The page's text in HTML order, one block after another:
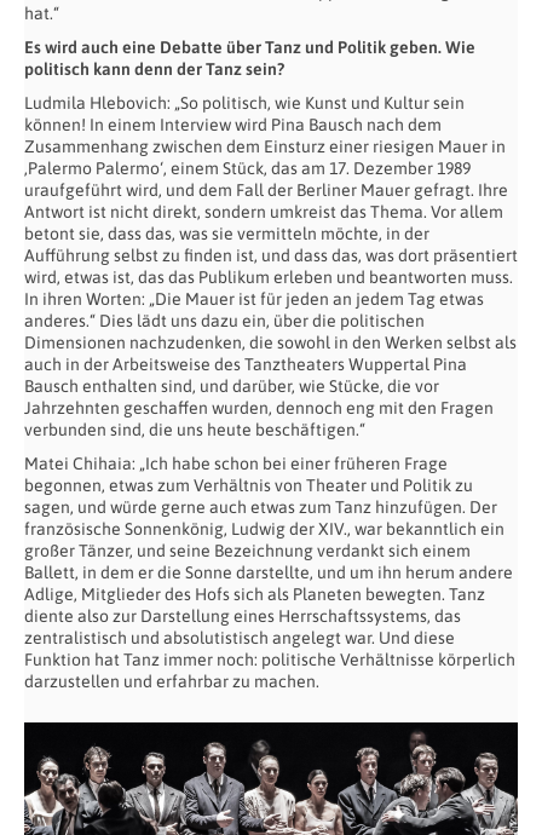
hat.“
Es wird auch eine Debatte über Tanz und Politik geben. Wie
politisch kann denn der Tanz sein?
Ludmila Hlebovich: „So politisch, wie Kunst und Kultur sein
können! In einem Interview wird Pina Bausch nach dem
Zusammenhang zwischen dem Einsturz einer riesigen Mauer in
‚Palermo Palermo‘, einem Stück, das am 17. Dezember 1989
uraufgeführt wird, und dem Fall der Berliner Mauer gefragt. Ihre
Antwort ist nicht direkt, sondern umkreist das Thema. Vor allem
betont sie, dass das, was sie vermitteln möchte, in der
Aufführung selbst zu finden ist, und dass das, was dort präsentiert
wird, etwas ist, das das Publikum erleben und beantworten muss.
In ihren Worten: „Die Mauer ist für jeden an jedem Tag etwas
anderes.“ Dies lädt uns dazu ein, über die politischen
Dimensionen nachzudenken, die sowohl in den Werken selbst als
auch in der Arbeitsweise des Tanztheaters Wuppertal Pina
Bausch enthalten sind, und darüber, wie Stücke, die vor
Jahrzehnten geschaffen wurden, dennoch eng mit den Fragen
verbunden sind, die uns heute beschäftigen.“
Matei Chihaia: „Ich habe schon bei einer früheren Frage
begonnen, etwas zum Verhältnis von Theater und Politik zu
sagen, und würde gerne auch etwas zum Tanz hinzufügen. Der
französische Sonnenkönig, Ludwig der XIV., war bekanntlich ein
großer Tänzer, und seine Bezeichnung verdankt sich einem
Ballett, in dem er die Sonne darstellte, und um ihn herum andere
Adlige, Mitglieder des Hofs sich als Planeten bewegten. Tanz
diente also zur Darstellung eines Herrschaftssystems, das
zentralistisch und absolutistisch angelegt war. Und diese
Funktion hat Tanz immer noch: politische Verhältnisse körperlich
darzustellen und erfahrbar zu machen.